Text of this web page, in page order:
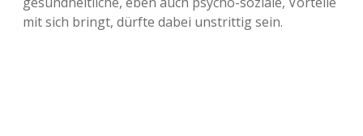
mit sich bringt, dürfte dabei unstrittig sein.